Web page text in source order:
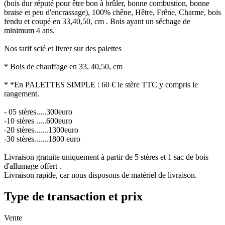
(bois dur réputé pour être bon à brûler, bonne combustion, bonne
braise et peu d'encrassage), 100% chêne, Hêtre, Frêne, Charme, bois
fendu et coupé en 33,40,50, cm . Bois ayant un séchage de
minimum 4 ans.
Nos tarif scié et livrer sur des palettes
* Bois de chauffage en 33, 40,50, cm
* *En PALETTES SIMPLE : 60 € le stère TTC y compris le
rangement.
- 05 stères.....300euro
-10 stères .....600euro
-20 stères.......1300euro
-30 stères.......1800 euro
Livraison gratuite uniquement à partir de 5 stères et 1 sac de bois
d'allumage offert .
Livraison rapide, car nous disposons de matériel de livraison.
Type de transaction et prix
Vente